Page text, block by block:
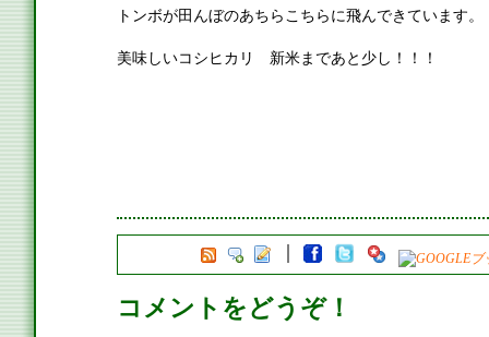
トンボが田んぼのあちらこちらに飛んできています。
美味しいコシヒカリ 新米まであと少し！！！
コメントをどうぞ！